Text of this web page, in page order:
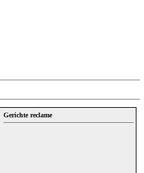
Gerichte reclame